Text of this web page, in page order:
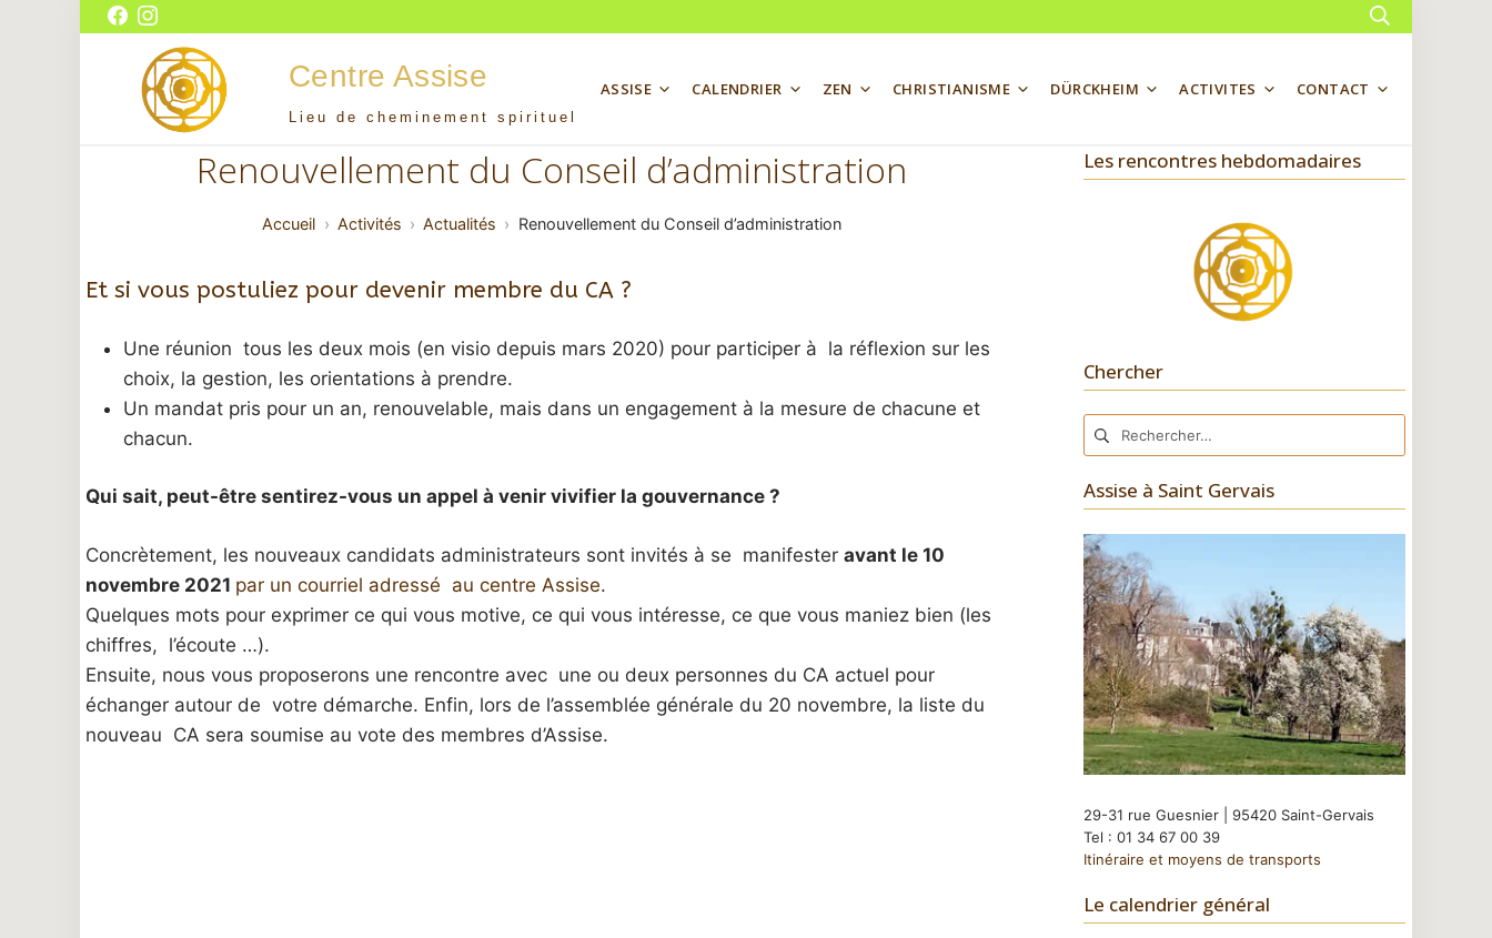
FacebookInstagram
Centre Assise
Centre Assise
Lieu de cheminement spirituel
ASSISE CALENDRIER ZEN CHRISTIANISME DÜRCKHEIM ACTIVITES CONTACT
Renouvellement du Conseil d’administration
Accueil Activités Actualités Renouvellement du Conseil d’administration
Et si vous postuliez pour devenir membre du CA ?
Une réunion tous les deux mois (en visio depuis mars 2020) pour participer à la réflexion sur les
choix, la gestion, les orientations à prendre.
Un mandat pris pour un an, renouvelable, mais dans un engagement à la mesure de chacune et
chacun.
Qui sait, peut-être sentirez-vous un appel à venir vivifier la gouvernance ?
Concrètement, les nouveaux candidats administrateurs sont invités à se manifester avant le 10
novembre 2021 par un courriel adressé au centre Assise.
Quelques mots pour exprimer ce qui vous motive, ce qui vous intéresse, ce que vous maniez bien (les
chiffres, l’écoute …).
Ensuite, nous vous proposerons une rencontre avec une ou deux personnes du CA actuel pour
échanger autour de votre démarche. Enfin, lors de l’assemblée générale du 20 novembre, la liste du
nouveau CA sera soumise au vote des membres d’Assise.
Les rencontres hebdomadaires
Chercher
Assise à Saint Gervais
29-31 rue Guesnier | 95420 Saint-Gervais
Tel : 01 34 67 00 39
Itinéraire et moyens de transports
Le calendrier général